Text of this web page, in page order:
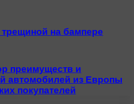
трещиной на бампере
преимуществ и
автомобилей из Европы
покупателей